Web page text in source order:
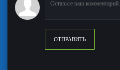
ОТПРАВИТЬ